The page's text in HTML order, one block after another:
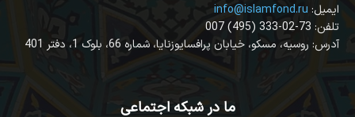
info@islamfond.ru :ایمیل
007 (495) 333-02-73 :تلفن
آدرس: روسیه، مسکو، خیابان پرافسایوزنایا، شماره 66، بلوک 1، دفتر 401
ما در شبکه اجتماعی